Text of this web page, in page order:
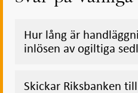
Hur lång är
inlösen av ogiltiga
Skickar Riksbanken